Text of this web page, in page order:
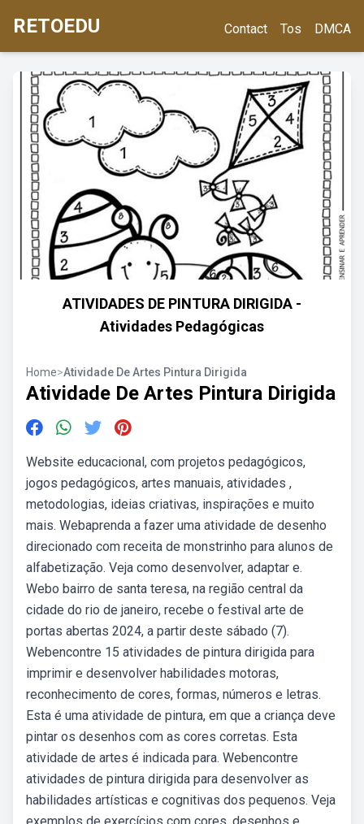
RETOEDU Contact Tos DMCA
ATIVIDADES DE PINTURA DIRIGIDA -
Atividades Pedagógicas
Home>Atividade De Artes Pintura Dirigida
Atividade De Artes Pintura Dirigida
Website educacional, com projetos pedagógicos,
jogos pedagógicos, artes manuais, atividades ,
metodologias, ideias criativas, inspirações e muito
mais. Webaprenda a fazer uma atividade de desenho
direcionado com receita de monstrinho para alunos de
alfabetização. Veja como desenvolver, adaptar e.
Webo bairro de santa teresa, na região central da
cidade do rio de janeiro, recebe o festival arte de
portas abertas 2024, a partir deste sábado (7).
Webencontre 15 atividades de pintura dirigida para
imprimir e desenvolver habilidades motoras,
reconhecimento de cores, formas, números e letras.
Esta é uma atividade de pintura, em que a criança deve
pintar os desenhos com as cores corretas. Esta
atividade de artes é indicada para. Webencontre
atividades de pintura dirigida para desenvolver as
habilidades artísticas e cognitivas dos pequenos. Veja